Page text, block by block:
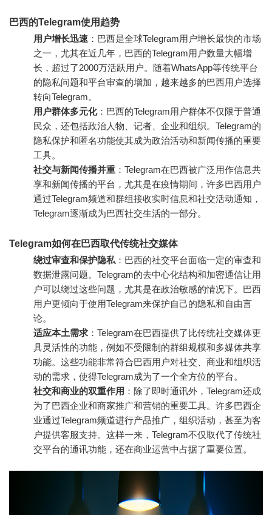
巴西的Telegram使用趋势
用户增长迅速 ：巴西是全球Telegram用户增长最快的市场
之一，尤其在近几年，巴西的Telegram用户数量大幅增
长，超过了2000万活跃用户。随着WhatsApp等传统平台
的隐私问题和平台审查的增加，越来越多的巴西用户选择
转向Telegram。
用户群体多元化：巴西的Telegram用户群体不仅限于普通
民众，还包括政治人物、记者、企业和组织。Telegram的
隐私保护和匿名功能使其成为政治活动和新闻传播的重要
工具。
社交与新闻传播并重 ：Telegram在巴西被广泛用作信息共
享和新闻传播的平台，尤其是在疫情期间，许多巴西用户
通过Telegram频道和群组接收实时信息和社交活动通知，
Telegram逐渐成为巴西社交生活的一部分。
Telegram如何在巴西取代传统社交媒体
绕过审查和保护隐私 ：巴西的社交平台面临一定的审查和
数据泄露问题。Telegram的去中心化结构和加密通信让用
户可以绕过这些问题，尤其是在政治敏感的情况下。巴西
用户更倾向于使用Telegram来保护自己的隐私和自由言
论。
适应本土需求 ：Telegram在巴西提供了比传统社交媒体更
具灵活性的功能，例如不受限制的群组规模和多媒体共享
功能。这些功能非常符合巴西用户对社交、商业和组织活
动的需求，使得Telegram成为了一个全方位的平台。
社交和商业的双重作用 ：除了即时通讯外，Telegram还成
为了巴西企业和商家推广和营销的重要工具。许多巴西企
业通过Telegram频道进行产品推广，组织活动，甚至为客
户提供客服支持。这样一来，Telegram不仅取代了传统社
交平台的通讯功能，还在商业运营中占据了重要位置。